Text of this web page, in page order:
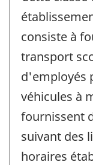
consiste à
transport
d'employés
véhicules à
fournissent
suivant des
horaires